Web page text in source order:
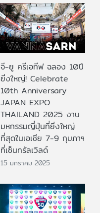
จี-ยู ครีเอทีฟ ฉลอง 10ปี
ยิ่งใหญ่! Celebrate
10th Anniversary
JAPAN EXPO
THAILAND 2025 งาน
มหกรรมญี่ปุ่นที่ยิ่งใหญ่
ที่สุดในเอเชีย 7-9 กุมภาฯ
ที่เซ็นทรัลเวิลด์
15 มกราคม 2025